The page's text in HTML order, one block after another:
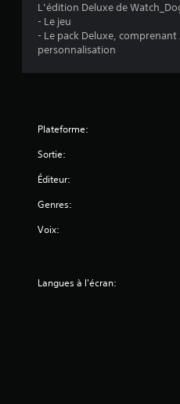
L’édition Deluxe de
- Le jeu
- Le pack Deluxe, comprenant
personnalisation
Plateforme:
Sortie:
Éditeur:
Genres:
Voix:
Langues à l'écran: